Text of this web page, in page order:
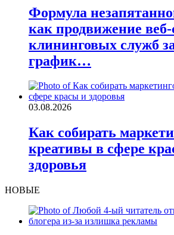
Формула
как продвижение веб-
клининговых служб
график…
03.08.2026
Как собирать
креативы в сфере
здоровья
НОВЫЕ